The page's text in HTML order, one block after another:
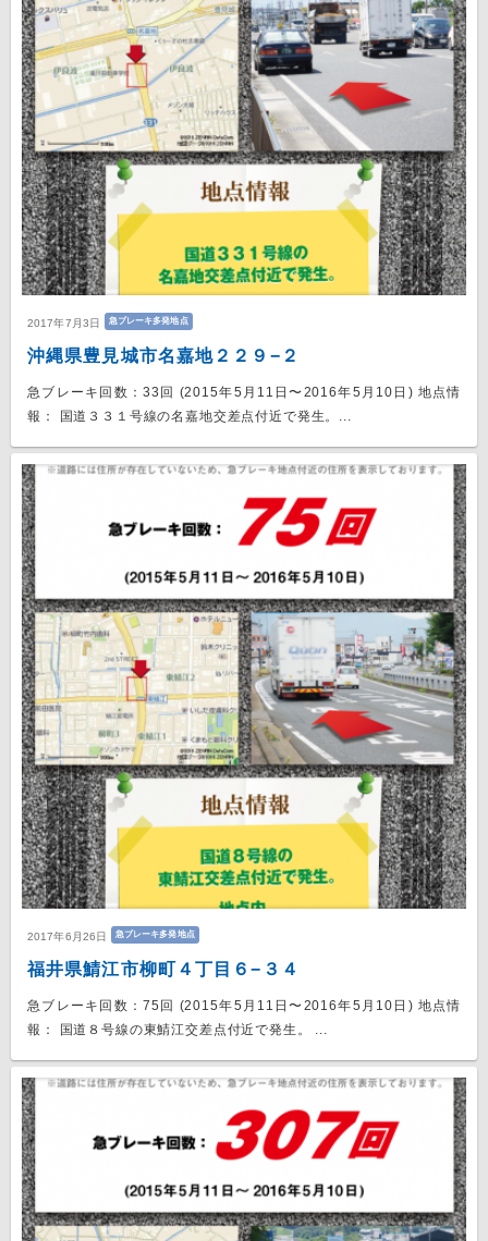
2017年7月3日 急ブレーキ多発地点
沖縄県豊見城市名嘉地２２９−２
急ブレーキ回数：33回 (2015年5月11日〜2016年5月10日) 地点情
報： 国道３３１号線の名嘉地交差点付近で発生。...
2017年6月26日 急ブレーキ多発地点
福井県鯖江市柳町４丁目６−３４
急ブレーキ回数：75回 (2015年5月11日〜2016年5月10日) 地点情
報： 国道８号線の東鯖江交差点付近で発生。 ...